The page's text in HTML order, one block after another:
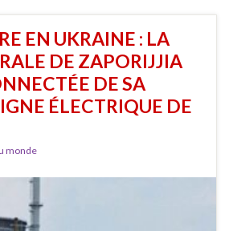
EN UKRAINE : LA
DE ZAPORIJJIA
DE SA
ÉLECTRIQUE DE
monde